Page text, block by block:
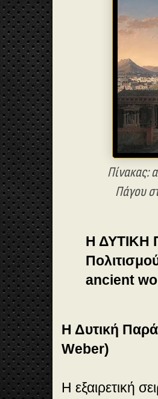
Πίνακας:
Πάγου
Η ΔΥΤΙΚΗ
ancient
Η Δυτική
Weber)
Η εξαιρετική